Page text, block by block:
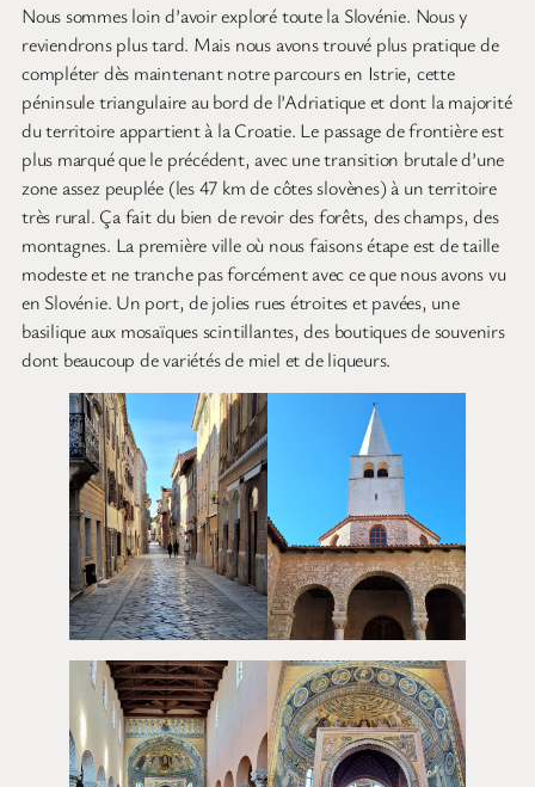
Nous sommes loin d’avoir exploré toute la Slovénie. Nous y
reviendrons plus tard. Mais nous avons trouvé plus pratique de
compléter dès maintenant notre parcours en Istrie, cette
péninsule triangulaire au bord de l’Adriatique et dont la majorité
du territoire appartient à la Croatie. Le passage de frontière est
plus marqué que le précédent, avec une transition brutale d’une
zone assez peuplée (les 47 km de côtes slovènes) à un territoire
très rural. Ça fait du bien de revoir des forêts, des champs, des
montagnes. La première ville où nous faisons étape est de taille
modeste et ne tranche pas forcément avec ce que nous avons vu
en Slovénie. Un port, de jolies rues étroites et pavées, une
basilique aux mosaïques scintillantes, des boutiques de souvenirs
dont beaucoup de variétés de miel et de liqueurs.